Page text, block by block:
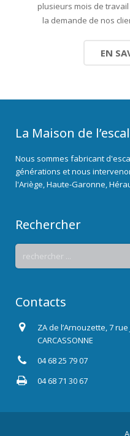
plusieurs mois de
la demande de nos
EN
La Maison de
Nous sommes fabricant
générations et nous
l'Ariège, Haute-Garonne,
Rechercher
Contacts
ZA de l’Arnouzette, 7
CARCASSONNE
04 68 25 79 07
04 68 71 30 67